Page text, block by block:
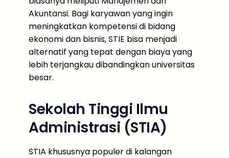
Akuntansi. Bagi karyawan yang ingin
meningkatkan kompetensi di bidang
ekonomi dan bisnis, STIE bisa menjadi
alternatif yang tepat dengan biaya yang
lebih terjangkau dibandingkan universitas
besar.
Sekolah Tinggi Ilmu
Administrasi (STIA)
STIA khususnya populer di kalangan